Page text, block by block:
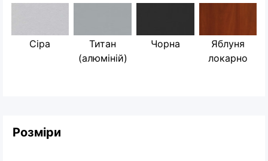
Сіра
Титан
(алюміній)
Чорна
Яблуня
локарно
Розміри